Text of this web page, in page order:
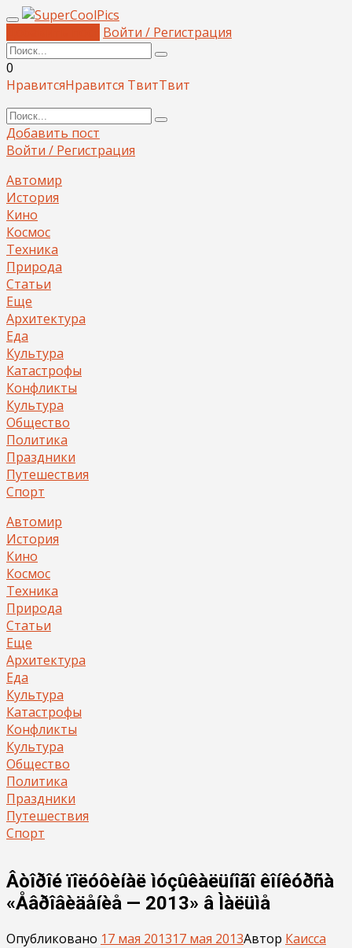
Войти / Регистрация
0
НравитсяНравится ТвитТвит
Добавить пост
Войти / Регистрация
Автомир
История
Кино
Космос
Техника
Природа
Статьи
Еще
Архитектура
Еда
Культура
Катастрофы
Конфликты
Культура
Общество
Политика
Праздники
Путешествия
Спорт
Автомир
История
Кино
Космос
Техника
Природа
Статьи
Еще
Архитектура
Еда
Культура
Катастрофы
Конфликты
Культура
Общество
Политика
Праздники
Путешествия
Спорт
Âòîðîé ïîëóôèíàë ìóçûêàëüíîãî êîíêóðñà
«Åâðîâèäåíèå — 2013» â Ìàëüìå
Опубликовано 17 мая 201317 мая 2013Автор Каисса